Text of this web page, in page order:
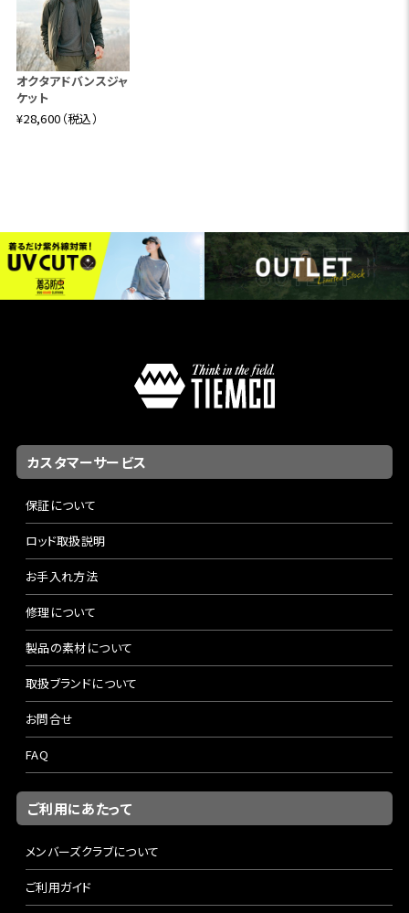
オクタアドバンスジャ
ケット
¥28,600（税込）
カスタマーサービス
保証について
ロッド取扱説明
お手入れ方法
修理について
製品の素材について
取扱ブランドについて
お問合せ
FAQ
ご利用にあたって
メンバーズクラブについて
ご利用ガイド